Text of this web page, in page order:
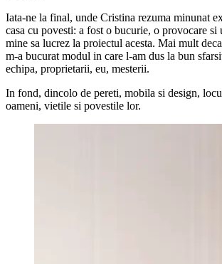
Iata-ne la final, unde Cristina rezuma minunat
casa cu povesti: a fost o bucurie, o provocare
mine sa lucrez la proiectul acesta. Mai mult
m-a bucurat modul in care l-am dus la bun
echipa, proprietarii, eu, mesterii.
In fond, dincolo de pereti, mobila si design,
oameni, vietile si povestile lor.